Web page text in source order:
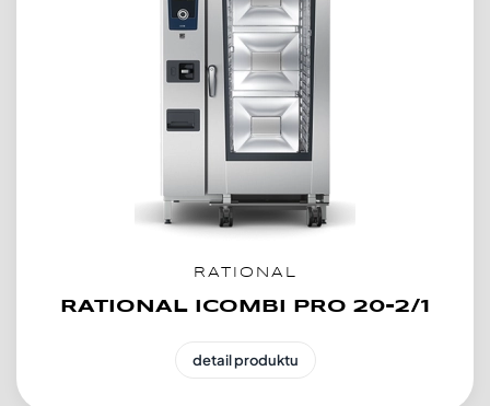
RATIONAL
RATIONAL ICOMBI PRO 20-2/1
detail produktu